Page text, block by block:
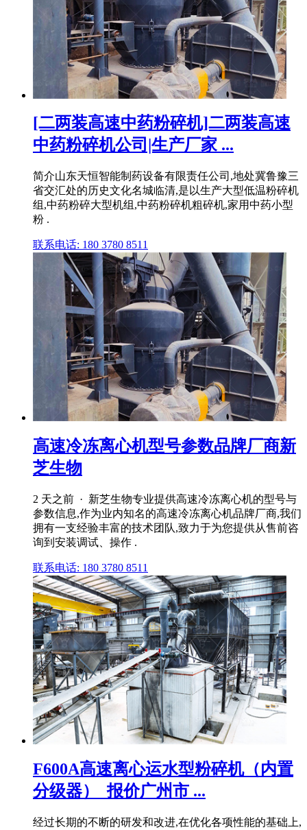
[二两装高速中药粉碎机]二两装高速
中药粉碎机公司|生产厂家 ...
简介山东天恒智能制药设备有限责任公司,地处冀鲁豫三
省交汇处的历史文化名城临清,是以生产大型低温粉碎机
组,中药粉碎大型机组,中药粉碎机粗碎机,家用中药小型
粉 .
联系电话: 180 3780 8511
高速冷冻离心机型号参数品牌厂商新
芝生物
2 天之前 · 新芝生物专业提供高速冷冻离心机的型号与
参数信息,作为业内知名的高速冷冻离心机品牌厂商,我们
拥有一支经验丰富的技术团队,致力于为您提供从售前咨
询到安装调试、操作 .
联系电话: 180 3780 8511
F600A高速离心运水型粉碎机（内置
分级器）_报价广州市 ...
经过长期的不断的研发和改进,在优化各项性能的基础上,